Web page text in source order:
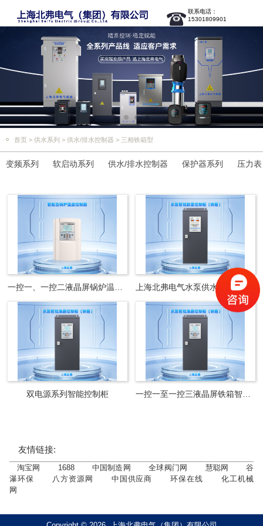
联系电话：
15301809901
首页 > 供水系列 > 供水/排水控制器 > 三相铁箱型
变频系列 软启动系列 供水/排水控制器 保护器系列 压力表
上海北弗电气水泵供水排污控制柜
双电源系列智能控制柜
友情链接:
淘宝网 1688 中国制造网 全球阀门网 慧聪网
谷
瀑环保
八方资源网 中国供应商 环保在线
化工机械
网